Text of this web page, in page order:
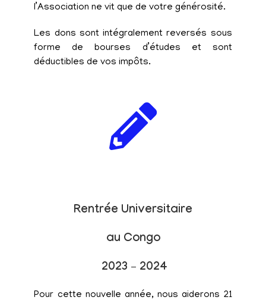
l’Association ne vit que de votre générosité.
Les dons sont intégralement reversés sous
forme de bourses d’études et sont
déductibles de vos impôts.
Rentrée Universitaire
au Congo
2023 – 2024
Pour cette nouvelle année, nous aiderons 21